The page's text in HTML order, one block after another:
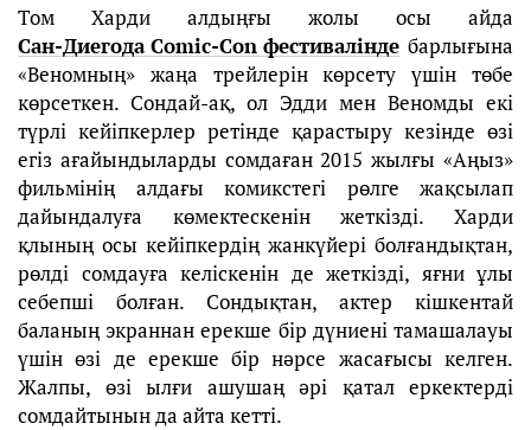
Том Харди алдыңғы жолы осы айда
Сан-Диегода Comic-Con фестивалінде барлығына
«Веномның» жаңа трейлерін көрсету үшін төбе
көрсеткен. Сондай-ақ, ол Эдди мен Веномды екі
түрлі кейіпкерлер ретінде қарастыру кезінде өзі
егіз ағайындыларды сомдаған 2015 жылғы «Аңыз»
фильмінің алдағы комикстегі рөлге жақсылап
дайындалуға көмектескенін жеткізді. Харди
қлының осы кейіпкердің жанкүйері болғандықтан,
рөлді сомдауға келіскенін де жеткізді, яғни ұлы
себепші болған. Сондықтан, актер кішкентай
баланың экраннан ерекше бір дүниені тамашалауы
үшін өзі де ерекше бір нәрсе жасағысы келген.
Жалпы, өзі ылғи ашушаң әрі қатал еркектерді
сомдайтынын да айта кетті.